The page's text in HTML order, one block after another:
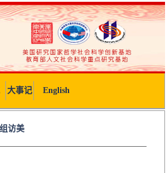
大事记 English
访美